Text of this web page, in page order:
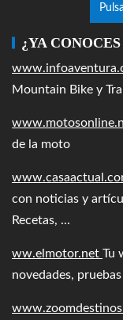
¿YA
Mountain Bike y
de la moto
con noticias y
Recetas, ...
ww.elmotor.net Tu
novedades,